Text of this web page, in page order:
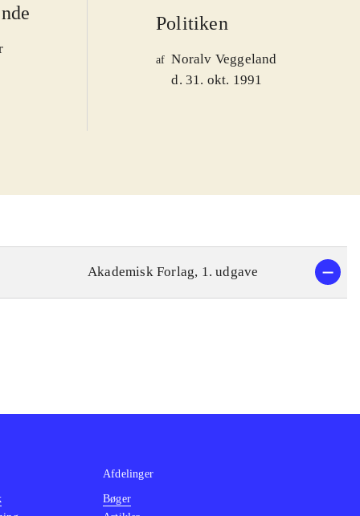
Politiken
af Noralv Veggeland
d. 31. okt. 1991
Akademisk Forlag, 1. udgave
Afdelinger
Bøger